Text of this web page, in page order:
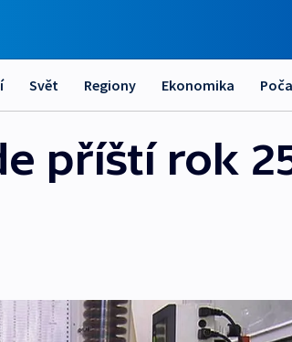
Svět Regiony Ekonomika
příští rok